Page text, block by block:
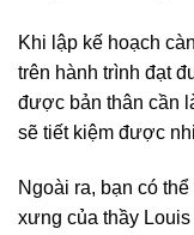
Khi lập kế hoạch
trên hành trình đạt
được bản thân cần
sẽ tiết kiệm được
Ngoài ra, bạn có
xưng của thầy